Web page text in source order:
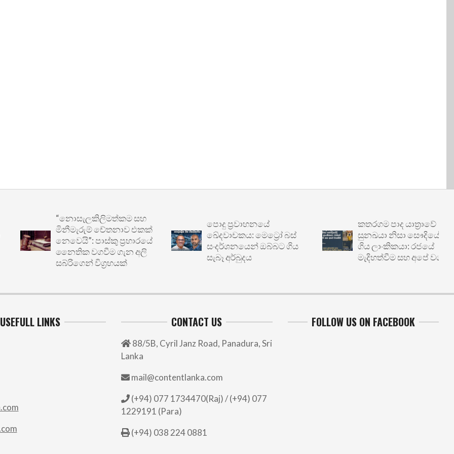
“නොසැලකිලිමත්කම සහ
මිනීමැරුම් චේතනාව එකක්
නෙවෙයි”: පාස්කු ප්‍රහාරයේ
නෛතික වගවීම ගැන අලි
සබ්රිගෙන් විග්‍රහයක්
පොදු ප්‍රවාහනයේ
ඛේදවාචකය: මෙට්‍රෝ බස්
සංදර්ශනයෙන් ඔබ්බට ගිය
සැබෑ අර්බුදය
කතරගම පාද යාත්‍රාවේ
සුනඛයා නිසා සෞදියේදී හිරේ
ගිය ලාංකිකයා: රජයේ
මැදිහත්වීම සහ අපේ වගකීම
USEFULL LINKS CONTACT US
88/5B, Cyril Janz Road, Panadura, Sri
Lanka
mail@contentlanka.com
(+94) 077 1734470(Raj) / (+94) 077
1229191 (Para)
(+94) 038 224 0881
FOLLOW US ON FACEBOOK